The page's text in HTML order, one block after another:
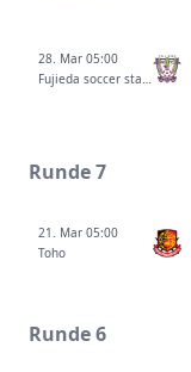
28. Mar 05:00
Fujieda soccer stadium
Runde 7
21. Mar 05:00
Toho
Runde 6